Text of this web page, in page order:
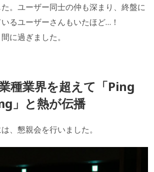
。ユーザー同士の仲も深まり、終盤に
るユーザーさんもいたほど…！
に過ぎました。
種業界を超えて「Ping
」と熱が伝播
、懇親会を行いました。